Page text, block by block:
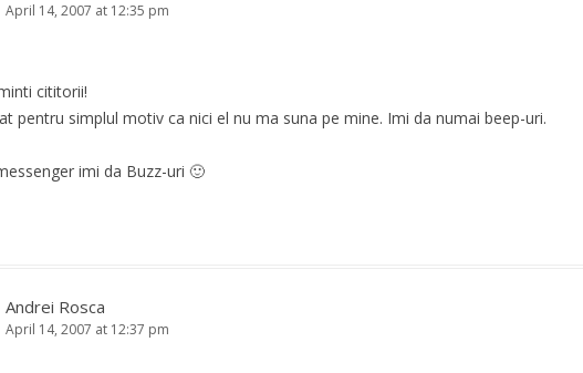
April 14, 2007 at 12:35 pm
cititorii!
pentru simplul motiv ca nici el nu ma suna pe mine. Imi da numai beep-uri.
imi da Buzz-uri 🙂
Andrei Rosca
April 14, 2007 at 12:37 pm